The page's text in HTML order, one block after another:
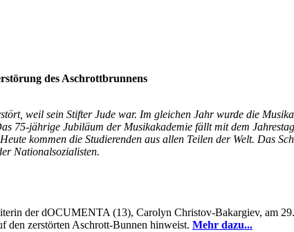
des Aschrottbrunnens
weil sein Stifter Jude war. Im gleichen Jahr wurde die
75-jährige Jubiläum der Musikakademie fällt mit dem
kommen die Studierenden aus allen Teilen der Welt. Das
Nationalsozialisten.
der dOCUMENTA (13), Carolyn Christov-Bakargiev, am
den zerstörten Aschrott-Bunnen hinweist. Mehr dazu...